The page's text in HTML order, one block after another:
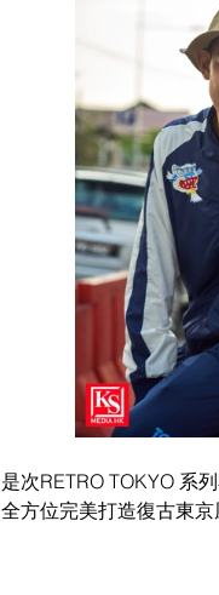
是次RETRO TOKYO 系
全方位完美打造復古東京